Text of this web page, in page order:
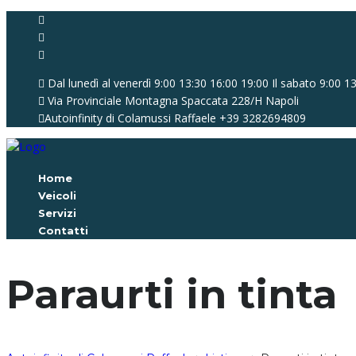
Dal lunedì al venerdì 9:00 13:30 16:00 19:00 Il sabato 9:00
Via Provinciale Montagna Spaccata 228/H Napoli
Autoinfinity di Colamussi Raffaele +39 3282694809
Home
Veicoli
Servizi
Contatti
Paraurti in tinta